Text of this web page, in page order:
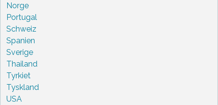
Norge
Portugal
Schweiz
Spanien
Sverige
Thailand
Tyrkiet
Tyskland
USA